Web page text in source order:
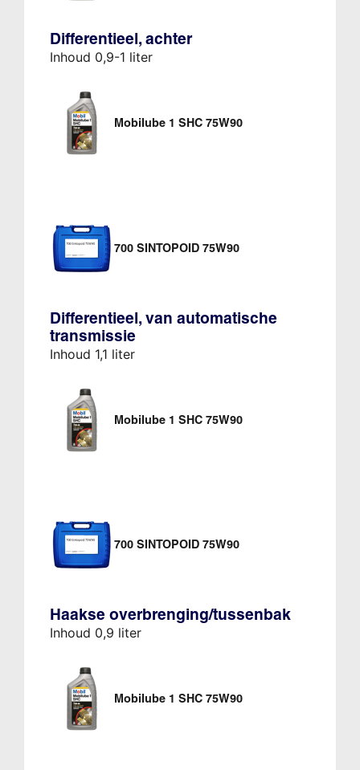
Differentieel, achter
Inhoud 0,9-1 liter
Mobilube 1 SHC 75W90
700 SINTOPOID 75W90
Differentieel, van automatische
transmissie
Inhoud 1,1 liter
Mobilube 1 SHC 75W90
700 SINTOPOID 75W90
Haakse overbrenging/tussenbak
Inhoud 0,9 liter
Mobilube 1 SHC 75W90